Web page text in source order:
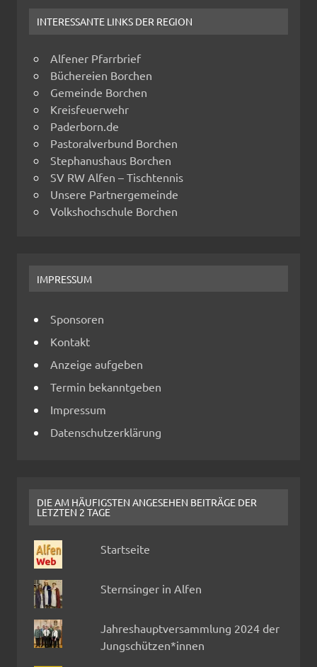
INTERESSANTE LINKS DER REGION
Alfener Pfarrbrief
Büchereien Borchen
Gemeinde Borchen
Kreisfeuerwehr
Paderborn.de
Pastoralverbund Borchen
Stephanushaus Borchen
SV RW Alfen – Tischtennis
Unsere Partnergemeinde
Volkshochschule Borchen
IMPRESSUM
Sponsoren
Kontakt
Anzeige aufgeben
Termin bekanntgeben
Impressum
Datenschutzerklärung
DIE AM HÄUFIGSTEN ANGESEHEN BEITRÄGE DER
LETZTEN 2 TAGE
Startseite
Sternsinger in Alfen
Jahreshauptversammlung 2024 der
Jungschützen*innen